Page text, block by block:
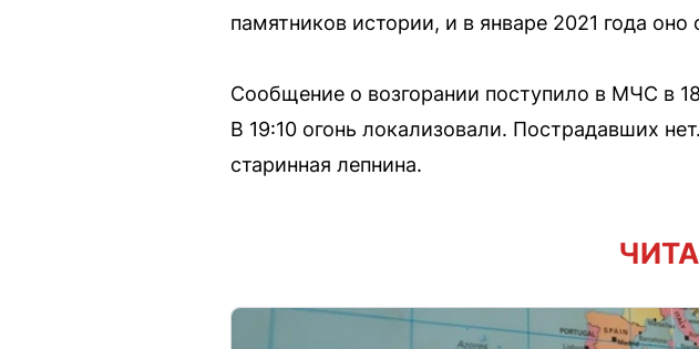
памятников истории, и в январе 2021 года
Сообщение о возгорании поступило в МЧС в
В 19:10 огонь локализовали. Пострадавших
старинная лепнина.